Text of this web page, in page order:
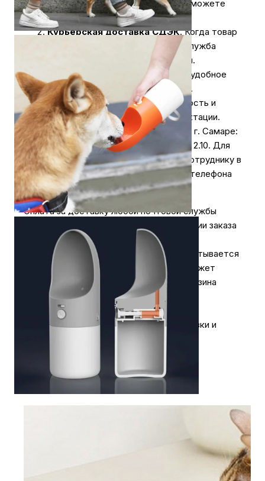
за доставку. Оплатить заказ вы сможете
наличными курьеру.
Курьерская доставка СДЭК. Когда товар
поступит на склад, курьерская служба
свяжется для уточнения деталей.
Специалист предложит выбрать удобное
время доставки и уточнит адрес.
Осмотрите упаковку на целостность и
соответствие указанной комплектации.
Самовывоз из нашего магазина в г. Самаре:
ул. Коммунистическая 90/2, офис 2.10. Для
получения заказа обратитесь к сотруднику в
кассовой зоне и назовите номер телефона
на кого оформлен заказ.
Оплата за доставку любой почтовой службы
осуществляется отдельно, при получении заказа
и не входит в сумму заказа.
При оформлении заказа на сайте рассчитывается
примерная сумма доставки, которая может
измениться в силу не зависящих от магазина
причин.
Более подробная информация по доставки и
Статьи